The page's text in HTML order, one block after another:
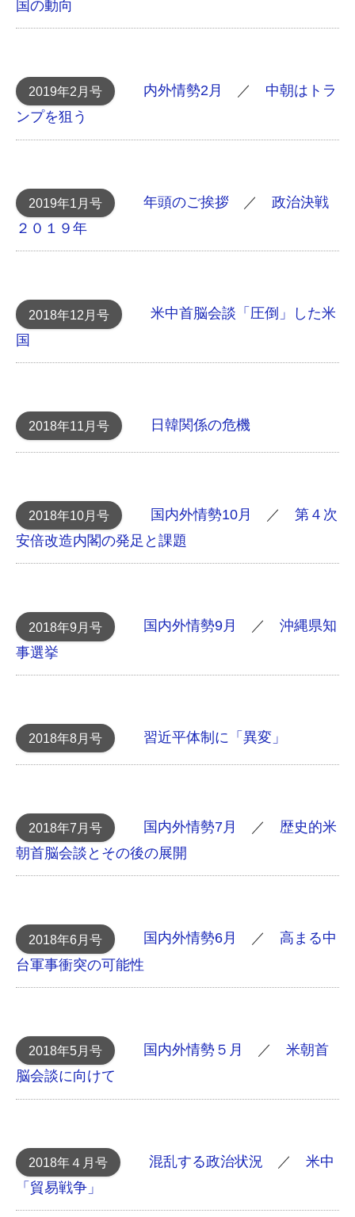
国の動向
2019年2月号 内外情勢2月 ／ 中朝はトラ
ンプを狙う
2019年1月号 年頭のご挨拶／ 政治決戦
２０１９年
2018年12月号
米中首脳会談 「圧倒」した米
国
2018年11月号 日韓関係の危機
2018年10月号 国内外情勢10月 ／ 第４次
安倍改造内閣の発足と課題
2018年9月号 国内外情勢9月 ／ 沖縄県知
事選挙
2018年8月号 習近平体制に「異変」
2018年7月号 国内外情勢7月 ／ 歴史的米
朝首脳会談とその後の展開
2018年6月号 国内外情勢6月 ／ 高まる中
台軍事衝突の可能性
2018年5月号 国内外情勢５月 ／ 米朝首
脳会談に向けて
2018年４月号 混乱する政治状況 ／ 米中
「貿易戦争」